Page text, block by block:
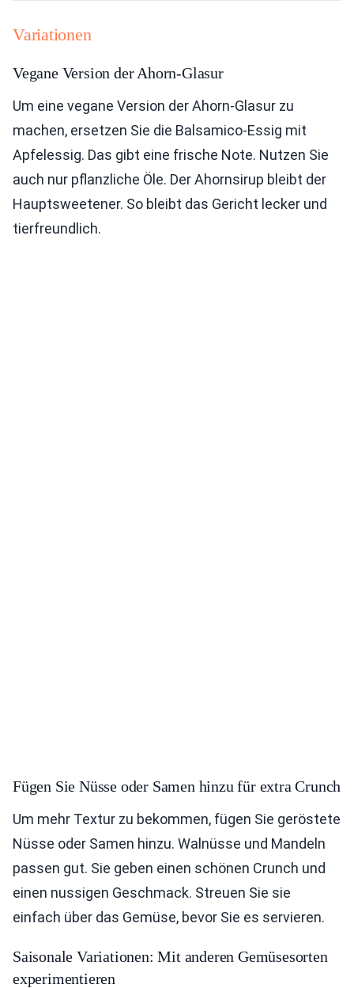
Variationen
Vegane Version der Ahorn-Glasur
Um eine vegane Version der Ahorn-Glasur zu
machen, ersetzen Sie die Balsamico-Essig mit
Apfelessig. Das gibt eine frische Note. Nutzen Sie
auch nur pflanzliche Öle. Der Ahornsirup bleibt der
Hauptsweetener. So bleibt das Gericht lecker und
tierfreundlich.
Fügen Sie Nüsse oder Samen hinzu für extra Crunch
Um mehr Textur zu bekommen, fügen Sie geröstete
Nüsse oder Samen hinzu. Walnüsse und Mandeln
passen gut. Sie geben einen schönen Crunch und
einen nussigen Geschmack. Streuen Sie sie
einfach über das Gemüse, bevor Sie es servieren.
Saisonale Variationen: Mit anderen Gemüsesorten
experimentieren